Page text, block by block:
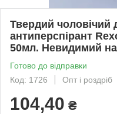
Твердий чоловічий
антиперспірант
50мл. Невидимий
Готово до відправки
Код: 1726
Опт і роздріб
104,40 ₴